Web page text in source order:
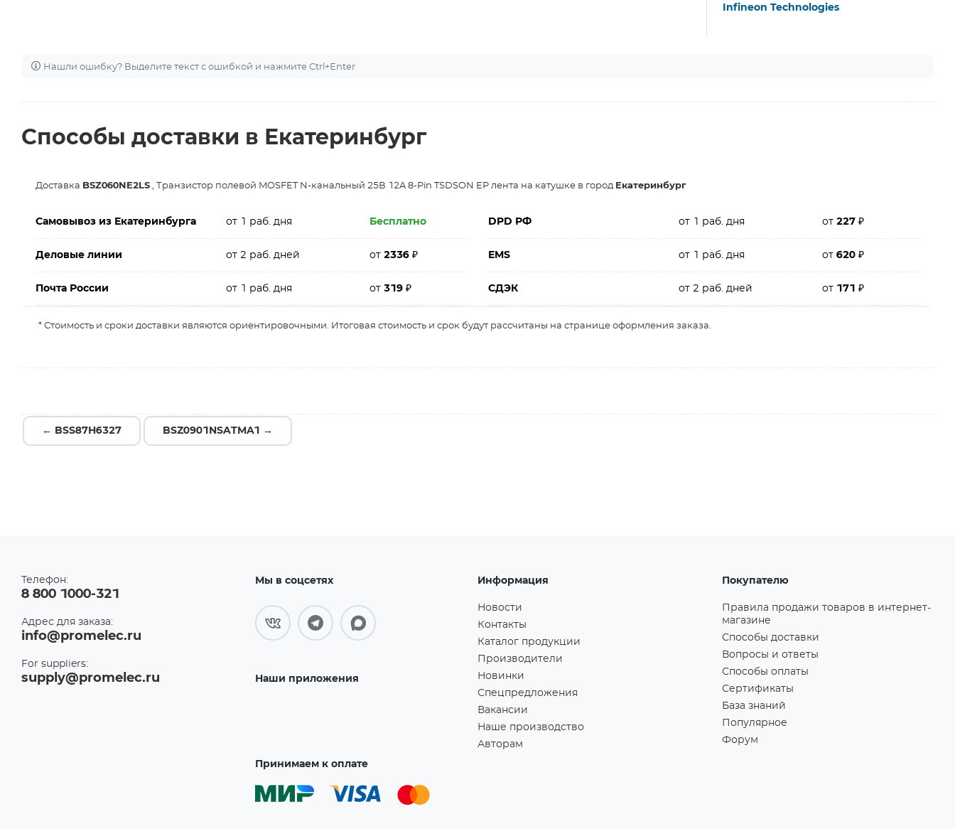
Infineon Technologies
Нашли ошибку? Выделите текст с ошибкой и нажмите Ctrl+Enter
Способы доставки в Екатеринбург
Доставка BSZ060NE2LS , Транзистор полевой MOSFET N-канальный 25В 12A 8-Pin TSDSON EP лента на катушке в город Екатеринбург
Самовывоз из Екатеринбурга от 1 раб. дня Бесплатно DPD РФ от 1 раб. дня от227₽
Деловые линии от 2 раб. дней от2336₽ EMS от 1 раб. дня от620₽
Почта России от 1 раб. дня от319₽ СДЭК от 2 раб. дней от 171₽
* Стоимость и сроки доставки являются ориентировочными. Итоговая стоимость и срок будут рассчитаны на странице оформления заказа.
← BSS87H6327 BSZ0901NSATMA1 →
Телефон:
8 800 1000-321
Адрес для заказа:
info@promelec.ru
For suppliers:
supply@promelec.ru
Мы в соцсетях
Наши приложения
Принимаем к оплате
Информация
Новости
Контакты
Каталог продукции
Производители
Новинки
Спецпредложения
Вакансии
Наше производство
Авторам
Покупателю
Правила продажи товаров в интернет-
магазине
Способы доставки
Вопросы и ответы
Способы оплаты
Сертификаты
База знаний
Популярное
Форум